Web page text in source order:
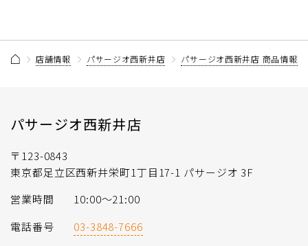
店舗情報 パサージオ西新井店 パサージオ西新井店 商品情報
パサージオ西新井店
〒123-0843
東京都足立区西新井栄町1丁目17-1 パサージオ 3F
営業時間
10:00〜21:00
電話番号
03-3848-7666